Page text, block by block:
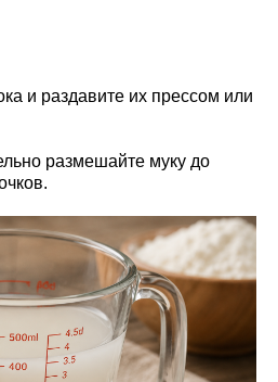
и раздавите их прессом или
размешайте муку до